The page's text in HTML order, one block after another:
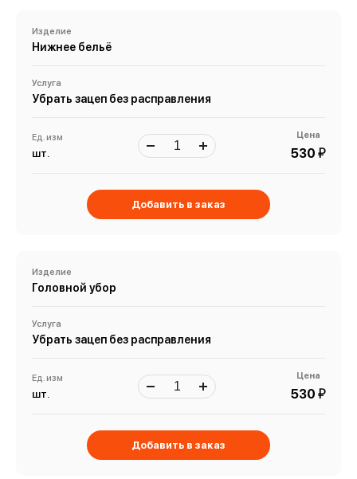
Изделие
Нижнее бельё
Услуга
Убрать зацеп без расправления
Ед. изм
шт.
Цена
530 й
Добавить в заказ
Изделие
Головной убор
Услуга
Убрать зацеп без расправления
Ед. изм
шт.
Цена
530 й
Добавить в заказ